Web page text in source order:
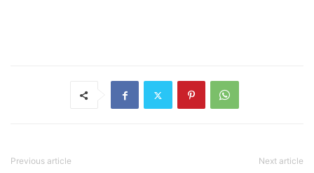
Previous article Next article